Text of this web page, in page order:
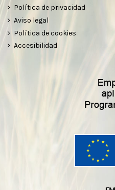
Política de privacidad
Aviso legal
Política de cookies
Accesibilidad